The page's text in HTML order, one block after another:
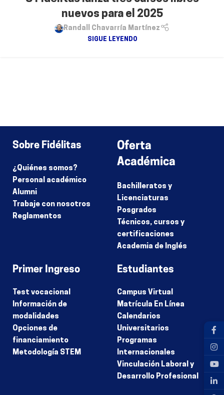
nuevos para el 2025
Randall Chavarría Martínez
SIGUE LEYENDO
Sobre Fidélitas
¿Quiénes somos?
Personal académico
Alumni
Trabaje con nosotros
Reglamentos
Oferta
Académica
Bachilleratos y
Licenciaturas
Posgrados
Técnicos, cursos y
certificaciones
Academia de Inglés
Primer Ingreso
Test vocacional
Información de
modalidades
Opciones de
financiamiento
Metodología STEM
Estudiantes
Campus Virtual
Matrícula En Línea
Calendarios
Universitarios
Programas
Internacionales
Vinculación Laboral y
Desarrollo Profesional